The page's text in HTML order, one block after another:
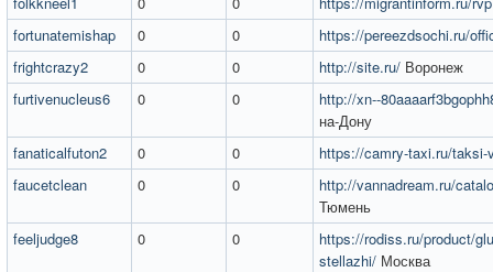
fortunatemishap
0 0
https://pereezdsochi.ru/
frightcrazy2
0 0 http://site.ru/ Воронеж
furtivenucleus6
0 0
http://xn--
на-Дону
fanaticalfuton2
0 0
https://camry-taxi.ru/taksi-
faucetclean
0 0
http://vannadream.ru/
Тюмень
feeljudge8
0 0
https://rodiss.ru/product/
stellazhi/ Москва